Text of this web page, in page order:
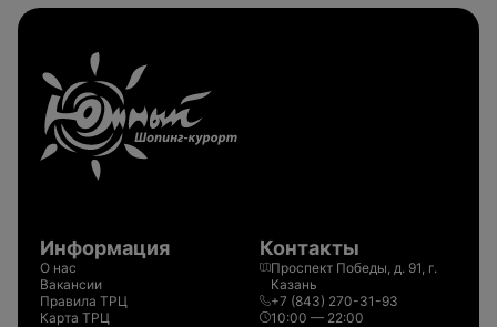
Контакты
Проспект Победы, д. 91, г.
Казань
+7 (843) 270-31-93
10:00 — 22:00
Информация
О нас
Вакансии
Правила ТРЦ
Карта ТРЦ